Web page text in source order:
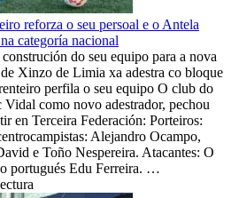
reforza o seu persoal e o Antela
categoría nacional
do seu equipo para a nova
Xinzo de Limia xa adestra co bloque
perfila o seu equipo O club do
como novo adestrador, pechou
en Terceira Federación: Porteiros:
Alejandro Ocampo,
e Toño Nespereira. Atacantes: O
portugués Edu Ferreira. …